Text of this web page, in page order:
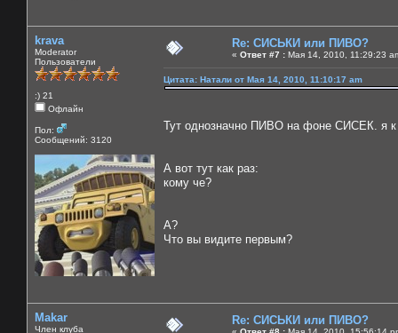
krava
Moderator
Пользователи
:) 21
Офлайн
Пол:
Сообщений: 3120
Re: СИСЬКИ или ПИВО?
« Ответ #7 : Мая 14, 2010, 11:29:23
Цитата: Натали от Мая 14, 2010, 11:10:17 am
Тут однозначно ПИВО на фоне СИСЕК. я к
А вот тут как раз:
кому че?
А?
Что вы видите первым?
Makar
Член клуба
Re: СИСЬКИ или ПИВО?